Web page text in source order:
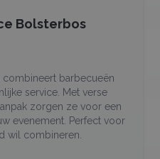
Bolsterbos
barbecueën
service. Met verse
zorgen ze voor een
evenement. Perfect voor
wil combineren.